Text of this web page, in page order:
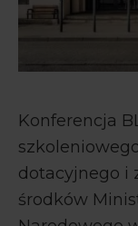
Konferencja
dotacyjnego i
środków